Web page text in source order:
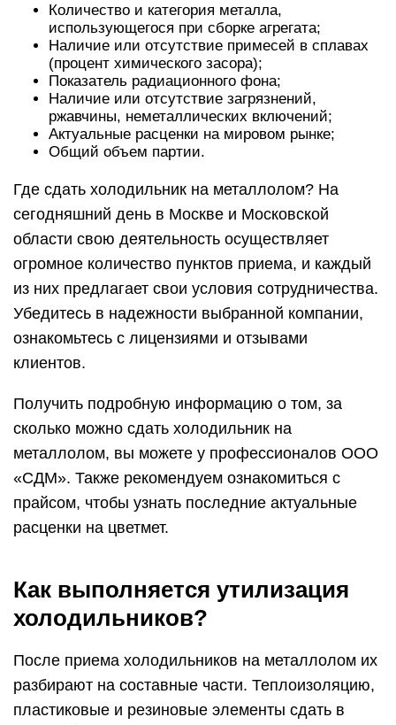
Количество и категория металла,
использующегося при сборке агрегата;
Наличие или отсутствие примесей в сплавах
(процент химического засора);
Показатель радиационного фона;
Наличие или отсутствие загрязнений,
ржавчины, неметаллических включений;
Актуальные расценки на мировом рынке;
Общий объем партии.
Где сдать холодильник на металлолом? На
сегодняшний день в Москве и Московской
области свою деятельность осуществляет
огромное количество пунктов приема, и каждый
из них предлагает свои условия сотрудничества.
Убедитесь в надежности выбранной компании,
ознакомьтесь с лицензиями и отзывами
клиентов.
Получить подробную информацию о том, за
сколько можно сдать холодильник на
металлолом, вы можете у профессионалов ООО
«СДМ». Также рекомендуем ознакомиться с
прайсом, чтобы узнать последние актуальные
расценки на цветмет.
Как выполняется утилизация
холодильников?
После приема холодильников на металлолом их
разбирают на составные части. Теплоизоляцию,
пластиковые и резиновые элементы сдать в